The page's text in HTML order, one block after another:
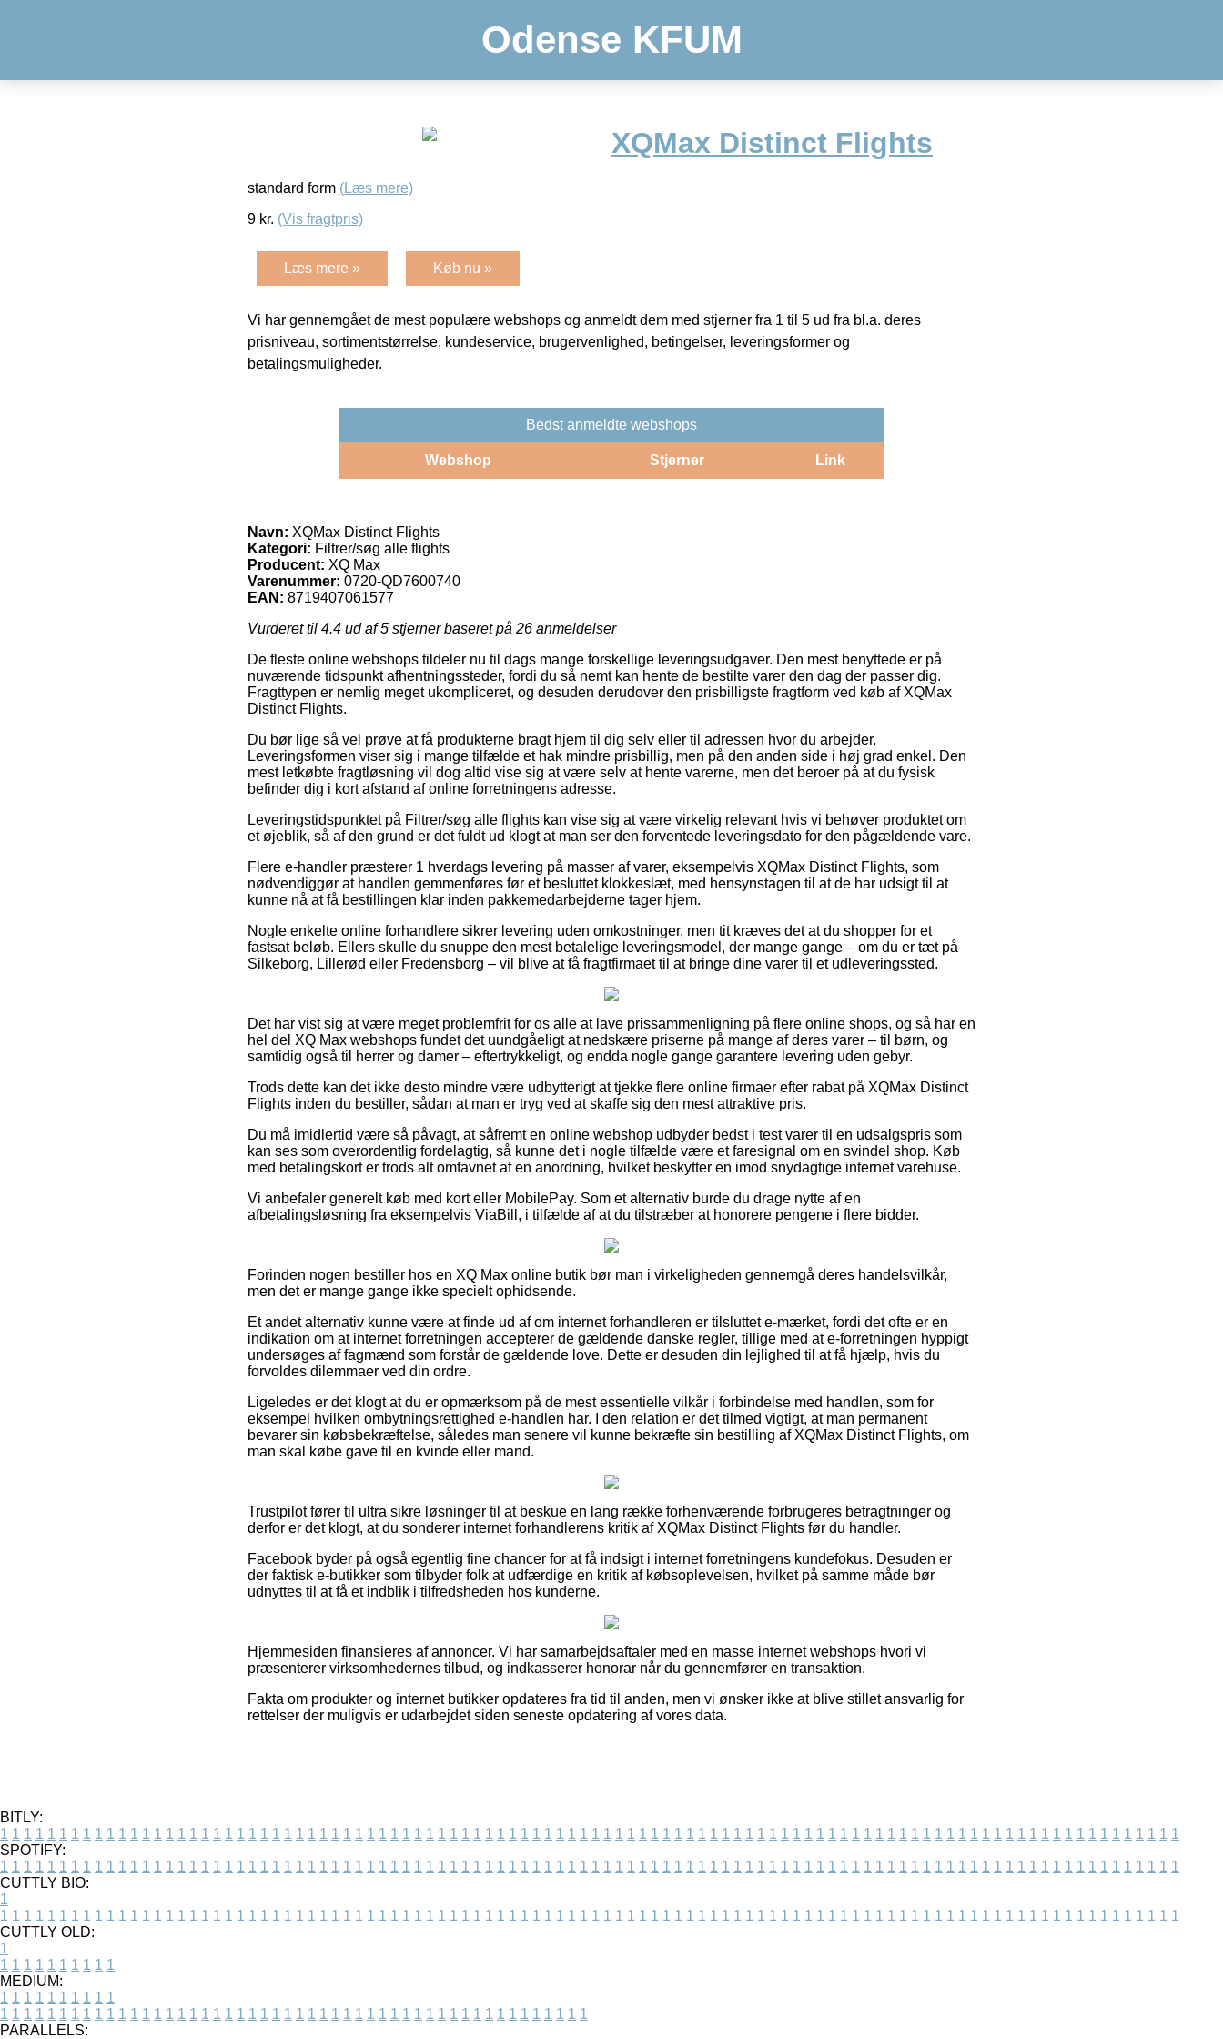
Odense KFUM
XQMax Distinct Flights
standard form (Læs mere)
9 kr. (Vis fragtpris)
Læs mere » Køb nu »
Vi har gennemgået de mest populære webshops og anmeldt dem med stjerner fra 1 til 5 ud fra bl.a. deres
prisniveau, sortimentstørrelse, kundeservice, brugervenlighed, betingelser, leveringsformer og
betalingsmuligheder.
Bedst anmeldte webshops
Webshop Stjerner Link
Navn: XQMax Distinct Flights
Kategori: Filtrer/søg alle flights
Producent: XQ Max
Varenummer: 0720-QD7600740
EAN: 8719407061577
Vurderet til 4.4 ud af 5 stjerner baseret på 26 anmeldelser
De fleste online webshops tildeler nu til dags mange forskellige leveringsudgaver. Den mest benyttede er på
nuværende tidspunkt afhentningssteder, fordi du så nemt kan hente de bestilte varer den dag der passer dig.
Fragttypen er nemlig meget ukompliceret, og desuden derudover den prisbilligste fragtform ved køb af XQMax
Distinct Flights.
Du bør lige så vel prøve at få produkterne bragt hjem til dig selv eller til adressen hvor du arbejder.
Leveringsformen viser sig i mange tilfælde et hak mindre prisbillig, men på den anden side i høj grad enkel. Den
mest letkøbte fragtløsning vil dog altid vise sig at være selv at hente varerne, men det beroer på at du fysisk
befinder dig i kort afstand af online forretningens adresse.
Leveringstidspunktet på Filtrer/søg alle flights kan vise sig at være virkelig relevant hvis vi behøver produktet om
et øjeblik, så af den grund er det fuldt ud klogt at man ser den forventede leveringsdato for den pågældende vare.
Flere e-handler præsterer 1 hverdags levering på masser af varer, eksempelvis XQMax Distinct Flights, som
nødvendiggør at handlen gemmenføres før et besluttet klokkeslæt, med hensynstagen til at de har udsigt til at
kunne nå at få bestillingen klar inden pakkemedarbejderne tager hjem.
Nogle enkelte online forhandlere sikrer levering uden omkostninger, men tit kræves det at du shopper for et
fastsat beløb. Ellers skulle du snuppe den mest betalelige leveringsmodel, der mange gange – om du er tæt på
Silkeborg, Lillerød eller Fredensborg – vil blive at få fragtfirmaet til at bringe dine varer til et udleveringssted.
Det har vist sig at være meget problemfrit for os alle at lave prissammenligning på flere online shops, og så har en
hel del XQ Max webshops fundet det uundgåeligt at nedskære priserne på mange af deres varer – til børn, og
samtidig også til herrer og damer – eftertrykkeligt, og endda nogle gange garantere levering uden gebyr.
Trods dette kan det ikke desto mindre være udbytterigt at tjekke flere online firmaer efter rabat på XQMax Distinct
Flights inden du bestiller, sådan at man er tryg ved at skaffe sig den mest attraktive pris.
Du må imidlertid være så påvagt, at såfremt en online webshop udbyder bedst i test varer til en udsalgspris som
kan ses som overordentlig fordelagtig, så kunne det i nogle tilfælde være et faresignal om en svindel shop. Køb
med betalingskort er trods alt omfavnet af en anordning, hvilket beskytter en imod snydagtige internet varehuse.
Vi anbefaler generelt køb med kort eller MobilePay. Som et alternativ burde du drage nytte af en
afbetalingsløsning fra eksempelvis ViaBill, i tilfælde af at du tilstræber at honorere pengene i flere bidder.
Forinden nogen bestiller hos en XQ Max online butik bør man i virkeligheden gennemgå deres handelsvilkår,
men det er mange gange ikke specielt ophidsende.
Et andet alternativ kunne være at finde ud af om internet forhandleren er tilsluttet e-mærket, fordi det ofte er en
indikation om at internet forretningen accepterer de gældende danske regler, tillige med at e-forretningen hyppigt
undersøges af fagmænd som forstår de gældende love. Dette er desuden din lejlighed til at få hjælp, hvis du
forvoldes dilemmaer ved din ordre.
Ligeledes er det klogt at du er opmærksom på de mest essentielle vilkår i forbindelse med handlen, som for
eksempel hvilken ombytningsrettighed e-handlen har. I den relation er det tilmed vigtigt, at man permanent
bevarer sin købsbekræftelse, således man senere vil kunne bekræfte sin bestilling af XQMax Distinct Flights, om
man skal købe gave til en kvinde eller mand.
Trustpilot fører til ultra sikre løsninger til at beskue en lang række forhenværende forbrugeres betragtninger og
derfor er det klogt, at du sonderer internet forhandlerens kritik af XQMax Distinct Flights før du handler.
Facebook byder på også egentlig fine chancer for at få indsigt i internet forretningens kundefokus. Desuden er
der faktisk e-butikker som tilbyder folk at udfærdige en kritik af købsoplevelsen, hvilket på samme måde bør
udnyttes til at få et indblik i tilfredsheden hos kunderne.
Hjemmesiden finansieres af annoncer. Vi har samarbejdsaftaler med en masse internet webshops hvori vi
præsenterer virksomhedernes tilbud, og indkasserer honorar når du gennemfører en transaktion.
Fakta om produkter og internet butikker opdateres fra tid til anden, men vi ønsker ikke at blive stillet ansvarlig for
rettelser der muligvis er udarbejdet siden seneste opdatering af vores data.
BITLY:
1 1 1 1 1 1 1 1 1 1 1 1 1 1 1 1 1 1 1 1 1 1 1 1 1 1 1 1 1 1 1 1 1 1 1 1 1 1 1 1 1 1 1 1 1 1 1 1 1 1 1 1 1 1 1 1 1 1 1 1 1 1 1 1 1 1 1 1 1 1 1 1 1 1 1 1 1 1 1 1 1 1 1 1 1 1 1 1 1 1 1 1 1 1 1 1 1 1 1 1
SPOTIFY:
1 1 1 1 1 1 1 1 1 1 1 1 1 1 1 1 1 1 1 1 1 1 1 1 1 1 1 1 1 1 1 1 1 1 1 1 1 1 1 1 1 1 1 1 1 1 1 1 1 1 1 1 1 1 1 1 1 1 1 1 1 1 1 1 1 1 1 1 1 1 1 1 1 1 1 1 1 1 1 1 1 1 1 1 1 1 1 1 1 1 1 1 1 1 1 1 1 1 1 1
CUTTLY BIO:
1
1 1 1 1 1 1 1 1 1 1 1 1 1 1 1 1 1 1 1 1 1 1 1 1 1 1 1 1 1 1 1 1 1 1 1 1 1 1 1 1 1 1 1 1 1 1 1 1 1 1 1 1 1 1 1 1 1 1 1 1 1 1 1 1 1 1 1 1 1 1 1 1 1 1 1 1 1 1 1 1 1 1 1 1 1 1 1 1 1 1 1 1 1 1 1 1 1 1 1 1
CUTTLY OLD:
1
1 1 1 1 1 1 1 1 1 1
MEDIUM:
1 1 1 1 1 1 1 1 1 1
1 1 1 1 1 1 1 1 1 1 1 1 1 1 1 1 1 1 1 1 1 1 1 1 1 1 1 1 1 1 1 1 1 1 1 1 1 1 1 1 1 1 1 1 1 1 1 1 1 1
PARALLELS: